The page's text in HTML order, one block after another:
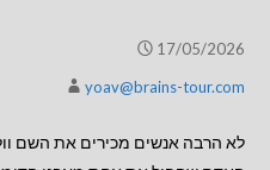
17/05/2026
yoav@brains-tour.com
לא הרבה אנשים מכירים את השם